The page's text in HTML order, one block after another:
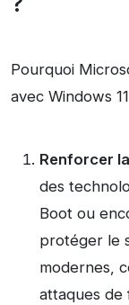
Pourquoi
avec Windows
Renforcer
des
Boot ou
protéger le
modernes,
attaques de